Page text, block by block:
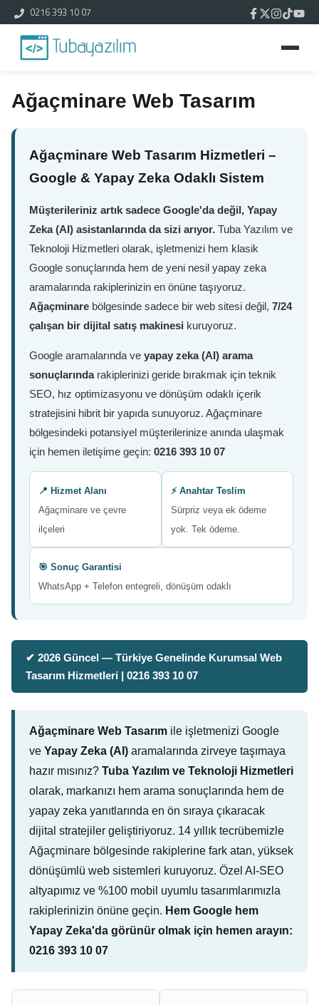
0216 393 10 07
Ağaçminare Web Tasarım
Ağaçminare Web Tasarım Hizmetleri –
Google & Yapay Zeka Odaklı Sistem
Müşterileriniz artık sadece Google'da değil, Yapay
Zeka (AI) asistanlarında da sizi arıyor. Tuba Yazılım ve
Teknoloji Hizmetleri olarak, işletmenizi hem klasik
Google sonuçlarında hem de yeni nesil yapay zeka
aramalarında rakiplerinizin en önüne taşıyoruz.
Ağaçminare bölgesinde sadece bir web sitesi değil, 7/24
çalışan bir dijital satış makinesi kuruyoruz.
Google aramalarında ve yapay zeka (AI) arama
sonuçlarındarakiplerinizi geride bırakmak için teknik
SEO, hız optimizasyonu ve dönüşüm odaklı içerik
stratejisini hibrit bir yapıda sunuyoruz. Ağaçminare
bölgesindeki potansiyel müşterilerinize anında ulaşmak
için hemen iletişime geçin: 0216 393 10 07
📍 Hizmet Alanı
Ağaçminare ve çevre
ilçeleri
⚡ Anahtar Teslim
Sürpriz veya ek ödeme
yok. Tek ödeme.
🎯 Sonuç Garantisi
WhatsApp + Telefon entegreli, dönüşüm odaklı
✔ 2026 Güncel — Türkiye Genelinde Kurumsal Web
Tasarım Hizmetleri | 0216 393 10 07
Ağaçminare Web Tasarım ile işletmenizi Google
ve Yapay Zeka (AI) aramalarında zirveye taşımaya
hazır mısınız? Tuba Yazılım ve Teknoloji Hizmetleri
olarak, markanızı hem arama sonuçlarında hem de
yapay zeka yanıtlarında en ön sıraya çıkaracak
dijital stratejiler geliştiriyoruz. 14 yıllık tecrübemizle
Ağaçminare bölgesinde rakiplerine fark atan, yüksek
dönüşümlü web sistemleri kuruyoruz. Özel AI-SEO
altyapımız ve %100 mobil uyumlu tasarımlarımızla
rakiplerinizin önüne geçin. Hem Google hem
Yapay Zeka'da görünür olmak için hemen arayın:
0216 393 10 07